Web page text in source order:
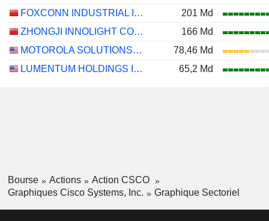
FOXCONN INDUSTRIAL INTERNET CO., LTD.
201 Md
ZHONGJI INNOLIGHT CO., LTD.
166 Md
MOTOROLA SOLUTIONS, INC.
78,46 Md
LUMENTUM HOLDINGS INC.
65,2 Md
Bourse Actions
Action CSCO
Graphiques Cisco Systems, Inc.
Graphique Sectoriel